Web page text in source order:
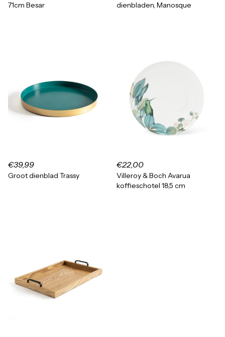
71cm Besar
dienbladen, Manosque
€39,99
Groot dienblad Trassy
€22,00
Villeroy & Boch Avarua
koffieschotel 18,5 cm